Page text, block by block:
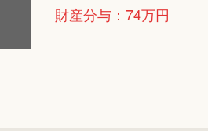
財産分与：74万円